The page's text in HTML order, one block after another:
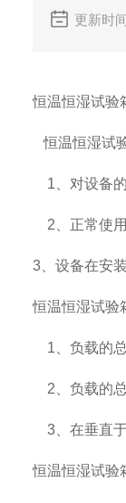
更新时
恒温恒湿试验
恒温恒湿试
1、对设备的
2、正常使用
3、设备在安
恒温恒湿试验
1、负载的
2、负载的
3、在垂直于
恒温恒湿试验